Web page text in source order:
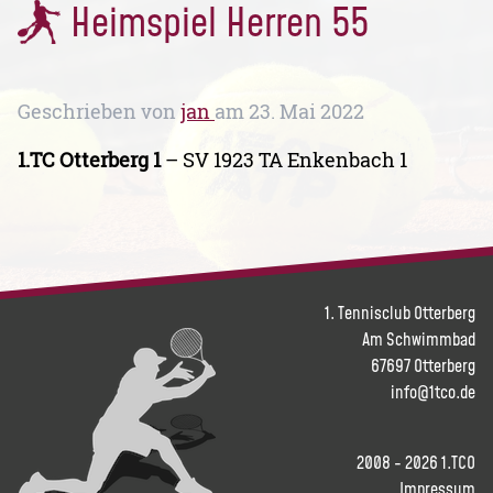
Heimspiel Herren 55
Geschrieben von jan am23. Mai 2022
1.TC Otterberg 1– SV 1923 TA Enkenbach 1
1. Tennisclub Otterberg
Am Schwimmbad
67697 Otterberg
info@1tco.de
2008 - 2026 1.TCO
Impressum